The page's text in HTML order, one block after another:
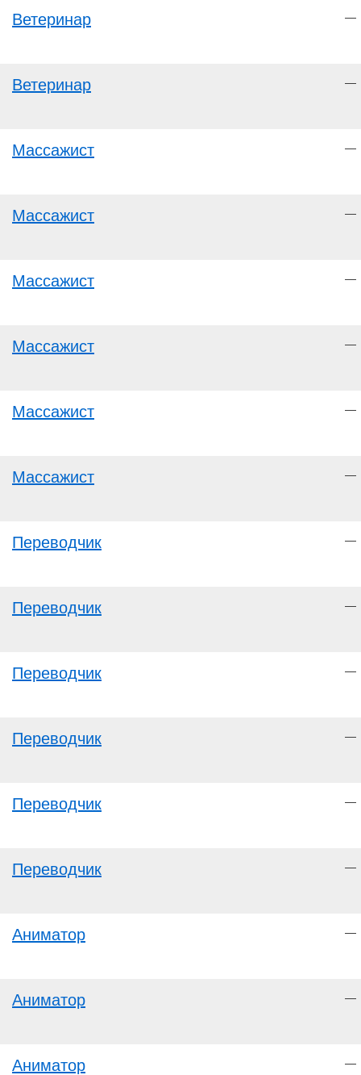
Ветеринар —
Ветеринар —
Массажист —
Массажист —
Массажист —
Массажист —
Массажист —
Массажист —
Переводчик —
Переводчик —
Переводчик —
Переводчик —
Переводчик —
Переводчик —
Аниматор —
Аниматор —
Аниматор —